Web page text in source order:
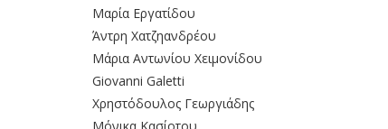
Μαρία Εργατίδου
Άντρη Χατζηανδρέου
Μάρια Αντωνίου Χειμονίδου
Giovanni Galetti
Χρηστόδουλος Γεωργιάδης